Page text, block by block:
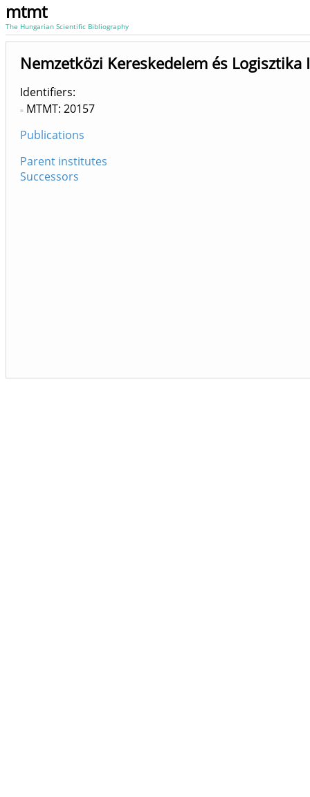
mtmt
The Hungarian Scientific Bibliography
Nemzetközi Kereskedelem és
Identifiers
MTMT: 20157
Publications
Parent institutes
Successors